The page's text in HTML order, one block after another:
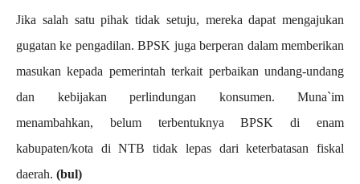
Jika salah satu pihak tidak setuju, mereka dapat mengajukan
gugatan ke pengadilan. BPSK juga berperan dalam memberikan
masukan kepada pemerintah terkait perbaikan undang-undang
dan kebijakan perlindungan konsumen. Muna`im
menambahkan, belum terbentuknya BPSK di enam
kabupaten/kota di NTB tidak lepas dari keterbatasan fiskal
daerah. (bul)